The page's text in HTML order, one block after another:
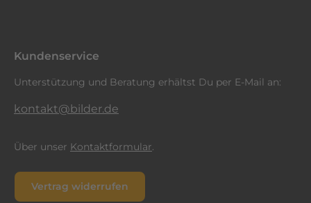
Kundenservice
Unterstützung und Beratung erhältst Du per E-Mail an:
kontakt@bilder.de
Über unser Kontaktformular.
Vertrag widerrufen